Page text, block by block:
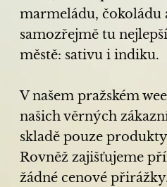
marmeládu, čokoládu
samozřejmě tu
městě: sativu i indiku.
V našem pražském
našich věrných
skladě pouze
Rovněž zajišťujeme
žádné cenové